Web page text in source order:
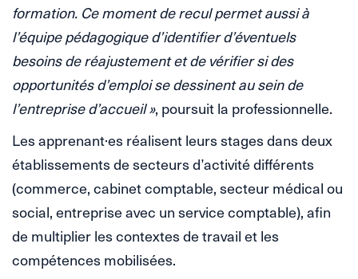
formation. Ce moment de recul permet aussi à
l’équipe pédagogique d’identifier d’éventuels
besoins de réajustement et de vérifier si des
opportunités d’emploi se dessinent au sein de
l’entreprise d’accueil », poursuit la professionnelle.
Les apprenant·es réalisent leurs stages dans deux
établissements de secteurs d’activité différents
(commerce, cabinet comptable, secteur médical ou
social, entreprise avec un service comptable), afin
de multiplier les contextes de travail et les
compétences mobilisées.